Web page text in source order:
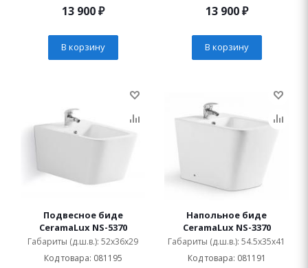
13 900₽
В корзину
13 900₽
В корзину
Подвесное биде
CeramaLux NS-5370
Габариты (д.ш.в.): 52x36x29
Код товара: 081195
Напольное биде
CeramaLux NS-3370
Габариты (д.ш.в.): 54.5x35x41
Код товара: 081191